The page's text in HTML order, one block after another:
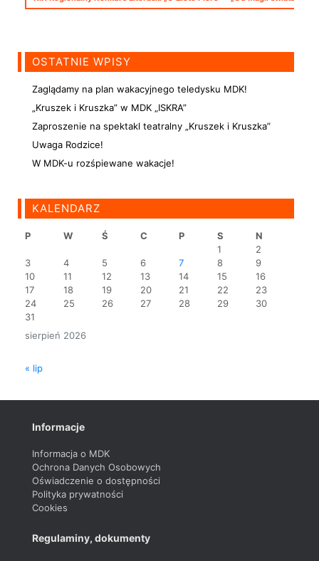
OSTATNIE WPISY
Zaglądamy na plan wakacyjnego teledysku MDK!
„Kruszek i Kruszka” w MDK „ISKRA”
Zaproszenie na spektakl teatralny „Kruszek i Kruszka”
Uwaga Rodzice!
W MDK-u rozśpiewane wakacje!
KALENDARZ
sierpień 2026
P W Ś C P S
N
1
2
3
4 5 6 7 8
9
10
11 12 13 14 15
16
17
18 19 20 21 22
23
24
25 26 27 28 29
30
31
« lip
Informacje
Informacja o MDK
Ochrona Danych Osobowych
Oświadczenie o dostępności
Polityka prywatności
Cookies
Regulaminy, dokumenty